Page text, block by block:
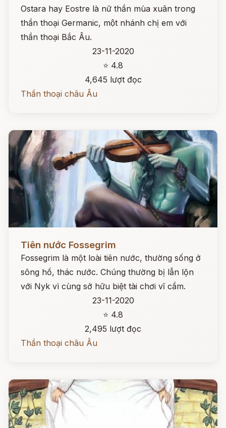
Ostara hay Eostre là nữ thần mùa xuân trong
thần thoại Germanic, một nhánh chị em với
thần thoại Bắc Âu.
23-11-2020
⭐ 4.8
4,645 lượt đọc
Thần thoại châu Âu
Tiên nước Fossegrim
Fossegrim là một loài tiên nước, thường sống ở
sông hồ, thác nước. Chúng thường bị lẫn lộn
với Nyk vì cùng sở hữu biệt tài chơi vĩ cầm.
23-11-2020
⭐ 4.8
2,495 lượt đọc
Thần thoại châu Âu